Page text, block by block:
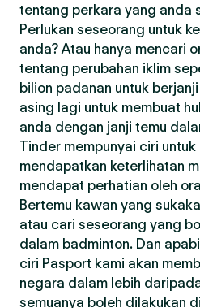
tentang perkara yang anda
Perlukan seseorang untuk
anda? Atau hanya mencari
tentang perubahan iklim
bilion padanan untuk
asing lagi untuk membuat
anda dengan janji temu
Tinder mempunyai ciri
mendapatkan keterlihatan
mendapat perhatian oleh
Bertemu kawan yang
atau cari seseorang yang
dalam badminton. Dan
ciri Pasport kami akan
negara dalam lebih
semuanya boleh dilakukan